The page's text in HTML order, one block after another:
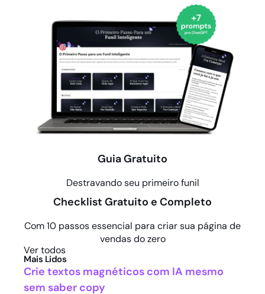
Guia Gratuito
Destravando seu primeiro funil
Checklist Gratuito e Completo
Com 10 passos essencial para criar sua página de
vendas do zero
Ver todos
Mais Lidos
Crie textos magnéticos com IA mesmo
sem saber copy